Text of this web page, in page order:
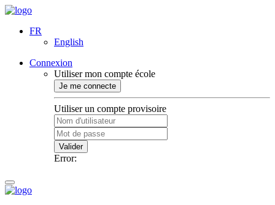
FR
English
Connexion
Utiliser mon compte école
Je me connecte
Utiliser un compte provisoire
Valider
Error: